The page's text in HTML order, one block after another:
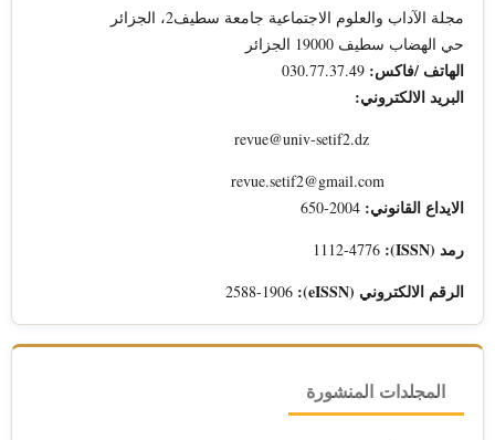
مجلة الآداب والعلوم الاجتماعية جامعة سطيف2، الجزائر
حي الهضاب سطيف 19000 الجزائر
الهاتف /فاكس:
البريد الالكتروني:
الايداع القانوني:
رمد (ISSN):
الرقم الالكتروني (eISSN):
المجلدات المنشورة